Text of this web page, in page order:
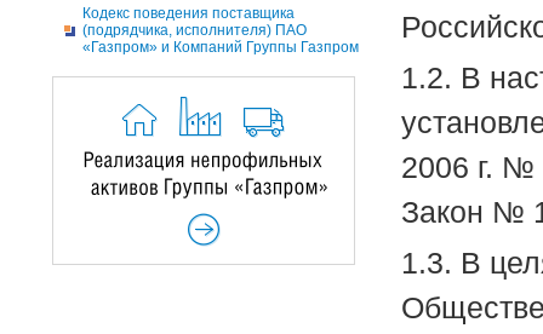
Кодекс поведения поставщика
(подрядчика, исполнителя) ПАО
«Газпром» и Компаний Группы Газпром
1.2. В
2006 г. №
Закон №
1.3. В